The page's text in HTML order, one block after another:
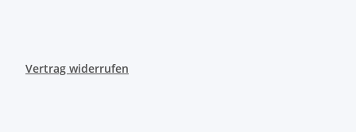
Vertrag widerrufen